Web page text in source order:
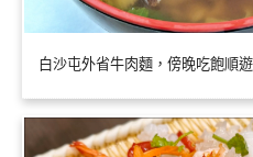
白沙屯外省牛肉麵，傍晚吃飽順